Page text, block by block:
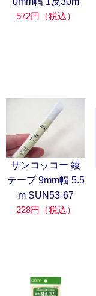
572円（税込）
サンコッコー 綾
テープ 9mm幅 5.5
m SUN53-67
228円（税込）